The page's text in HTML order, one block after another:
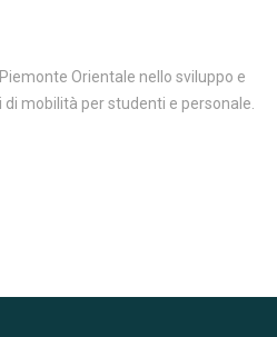
Orientale nello sviluppo e
di mobilità per studenti e personale.